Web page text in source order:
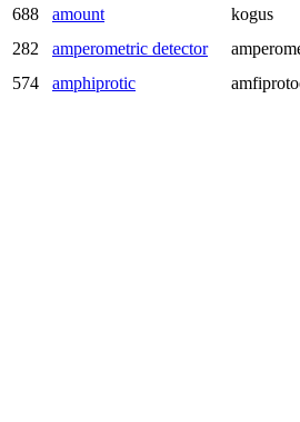
688
amount kogus
282
amperometric detector
574
amphiprotic